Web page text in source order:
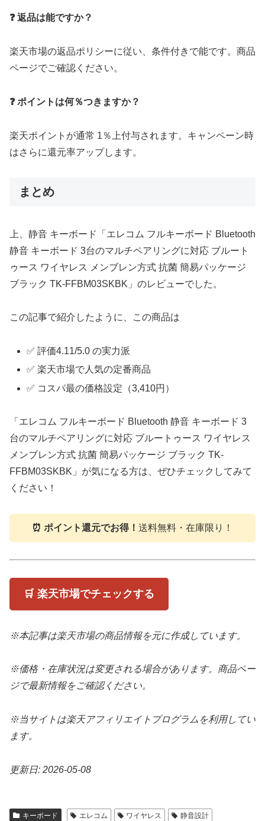
❓ 返品は能ですか？
楽天市場の返品ポリシーに従い、条件付きで能です。商品
ページでご確認ください。
❓ ポイントは何％つきますか？
楽天ポイントが通常 1％上付与されます。キャンペーン時
はさらに還元率アップします。
まとめ
上、静音 キーボード「エレコム フルキーボード Bluetooth
静音 キーボード 3台のマルチペアリングに対応 ブルート
ゥース ワイヤレス メンブレン方式 抗菌 簡易パッケージ
ブラック TK-FFBM03SKBK」のレビューでした。
この記事で紹介したように、この商品は
✅ 評価4.11/5.0 の実力派
✅ 楽天市場で人気の定番商品
✅ コスパ最の価格設定（3,410円）
「エレコム フルキーボード Bluetooth 静音 キーボード 3
台のマルチペアリングに対応 ブルートゥース ワイヤレス
メンブレン方式 抗菌 簡易パッケージ ブラック TK-
FFBM03SKBK」が気になる方は、ぜひチェックしてみて
ください！
⏰ ポイント還元でお得！ 送料無料・在庫限り！
🛒 楽天市場でチェックする
※本記事は楽天市場の商品情報を元に作成しています。
※価格・在庫状況は変更される場合があります。商品ペー
ジで最新情報をご確認ください。
※当サイトは楽天アフィリエイトプログラムを利用してい
ます。
更新日: 2026-05-08
キーボード エレコム ワイヤレス 静音設計